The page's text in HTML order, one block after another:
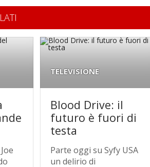
TELEVISIONE
Blood Drive: il
futuro è fuori di
testa
Parte oggi su Syfy USA
un delirio di